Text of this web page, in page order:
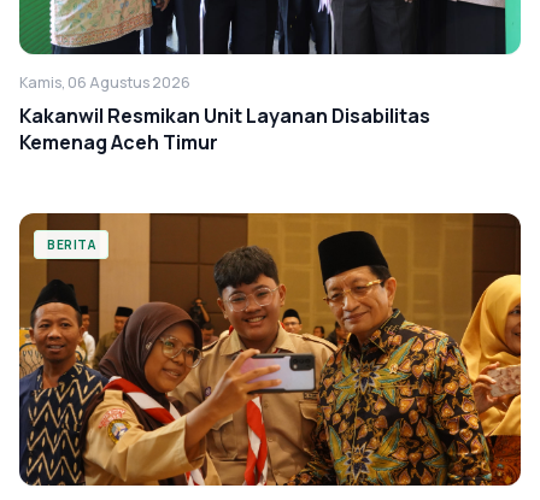
Kamis, 06 Agustus 2026
Kakanwil Resmikan Unit Layanan Disabilitas
Kemenag Aceh Timur
BERITA